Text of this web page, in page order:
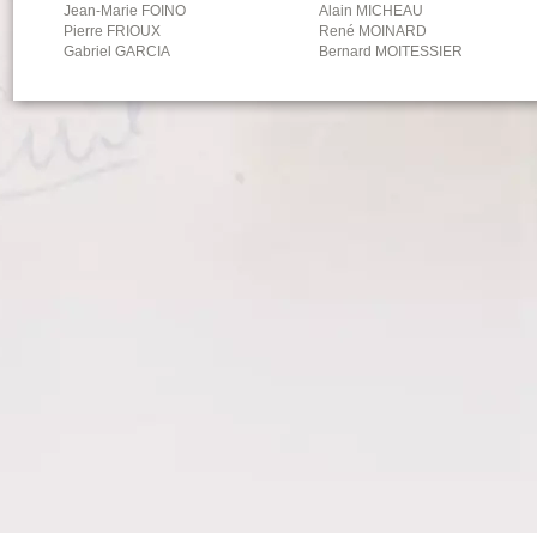
Jean-Marie FOINO Alain MICHEAU
Pierre FRIOUX René MOINARD
Gabriel GARCIA Bernard MOITESSIER